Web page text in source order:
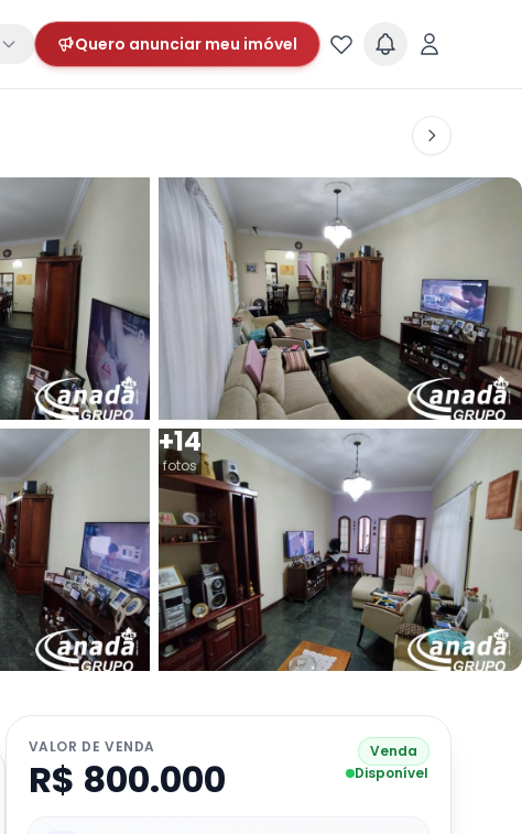
Quero anunciar meu imóvel
+14
fotos
VALOR DE VENDA
R$ 800.000
Venda
Disponível